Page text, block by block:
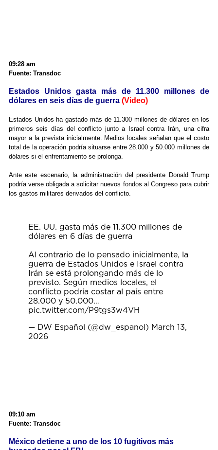
09:28 am
Fuente: Transdoc
Estados Unidos gasta más de 11.300 millones de
dólares en seis días de guerra(Video)
Estados Unidos ha gastado más de 11.300 millones de dólares en los
primeros seis días del conflicto junto a Israel contra Irán, una cifra
mayor a la prevista inicialmente. Medios locales señalan que el costo
total de la operación podría situarse entre 28.000 y 50.000 millones de
dólares si el enfrentamiento se prolonga.
Ante este escenario, la administración del presidente Donald Trump
podría verse obligada a solicitar nuevos fondos al Congreso para cubrir
los gastos militares derivados del conflicto.
EE. UU. gasta más de 11.300 millones de
dólares en 6 días de guerra
Al contrario de lo pensado inicialmente, la
guerra de Estados Unidos e Israel contra
Irán se está prolongando más de lo
previsto. Según medios locales, el
conflicto podría costar al país entre
28.000 y 50.000…
pic.twitter.com/P9tgs3w4VH
— DW Español (@dw_espanol) March 13,
2026
09:10 am
Fuente: Transdoc
México detiene a uno de los 10 fugitivos más